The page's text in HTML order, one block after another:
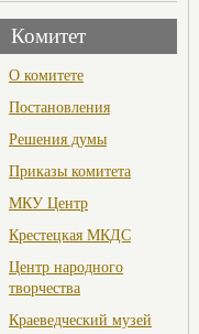
Комитет
О комитете
Постановления
Решения думы
Приказы комитета
МКУ Центр
Крестецкая МКДС
Центр народного
творчества
Краеведческий музей